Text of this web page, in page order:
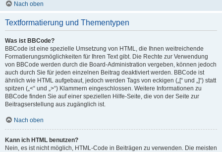
Nach oben
Textformatierung und Thementypen
Was ist BBCode?
BBCode ist eine spezielle Umsetzung von HTML, die Ihnen weitreichende
Formatierungsmöglichkeiten für Ihren Text gibt. Die Rechte zur Verwendung
von BBCode werden durch die Board-Administration vergeben, können jedoch
auch durch Sie für jeden einzelnen Beitrag deaktiviert werden. BBCode ist
ähnlich wie HTML aufgebaut, jedoch werden Tags von eckigen („[“ und „]“) statt
spitzen („<“ und „>“) Klammern eingeschlossen. Weitere Informationen zu
BBCode finden Sie auf einer speziellen Hilfe-Seite, die von der Seite zur
Beitragserstellung aus zugänglich ist.
Nach oben
Kann ich HTML benutzen?
Nein, es ist nicht möglich, HTML-Code in Beiträgen zu verwenden. Die meisten